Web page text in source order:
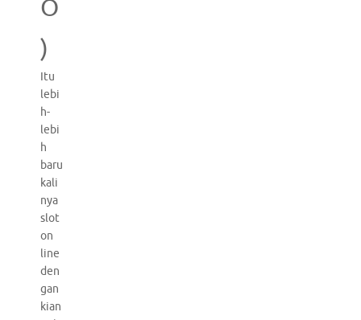
O
)
Itu
lebi
h-
lebi
h
baru
kali
nya
slot
on
line
den
gan
kian